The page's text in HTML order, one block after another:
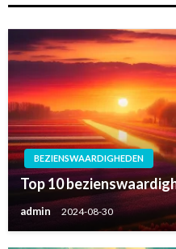
BEZIENSWAARDIGHEDEN
Top 10
admin 2024-08-30